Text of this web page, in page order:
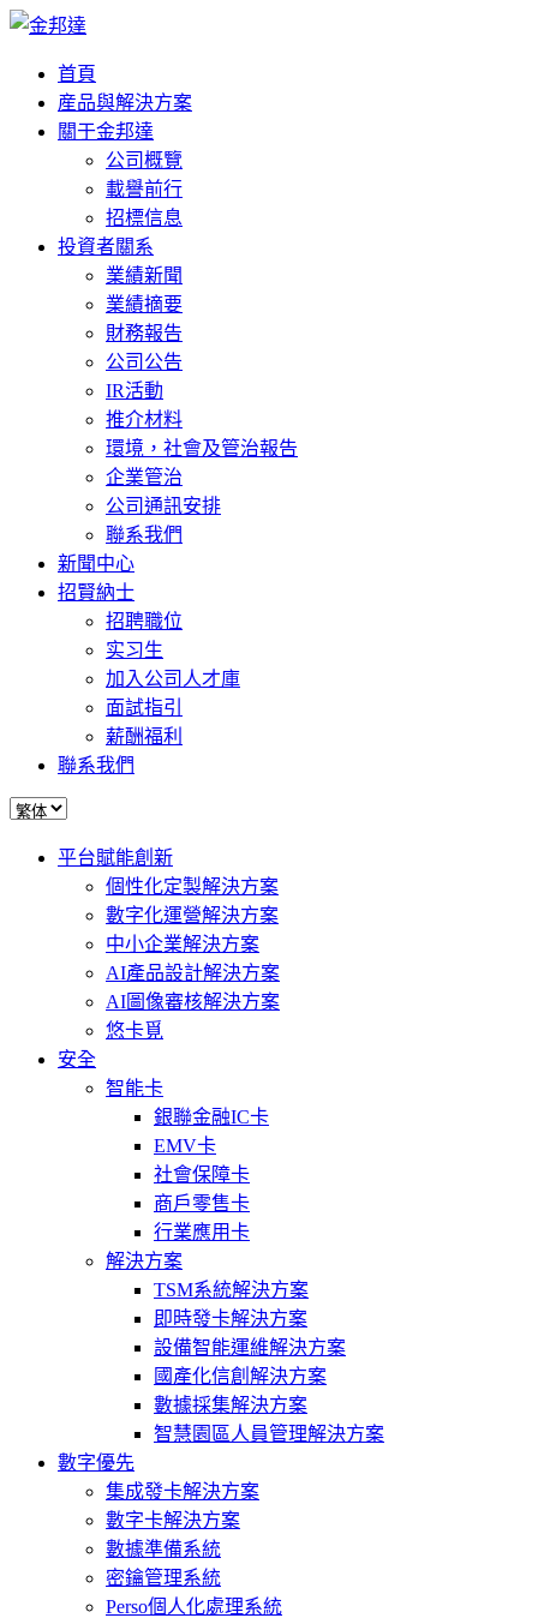
首頁
産品與解決方案
關于金邦達
公司概覽
載譽前行
招標信息
投資者關系
業績新聞
業績摘要
財務報告
公司公告
IR活動
推介材料
環境，社會及管治報告
企業管治
公司通訊安排
聯系我們
新聞中心
招賢納士
招聘職位
实习生
加入公司人才庫
面試指引
薪酬福利
聯系我們
平台賦能創新
個性化定製解決方案
數字化運營解決方案
中小企業解決方案
AI產品設計解決方案
AI圖像審核解決方案
悠卡覓
安全
智能卡
銀聯金融IC卡
EMV卡
社會保障卡
商戶零售卡
行業應用卡
解決方案
TSM系統解決方案
即時發卡解決方案
設備智能運維解決方案
國產化信創解決方案
數據採集解決方案
智慧園區人員管理解決方案
數字優先
集成發卡解決方案
數字卡解決方案
數據準備系統
密鑰管理系統
Perso個人化處理系統